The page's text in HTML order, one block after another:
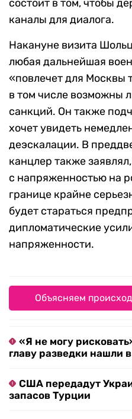
состоит в том, чтобы
каналы для диалога.
Накануне визита
любая дальнейшая
«повлечет для Москвы
в том числе возможны
санкций. Он также
хочет увидеть
деэскалации. В
канцлер также
с напряженностью на
границе крайне
будет стараться
дипломатические
напряженности.
Объясняем
«Я не могу
главу разведки нашли
США передадут
запасов Турции